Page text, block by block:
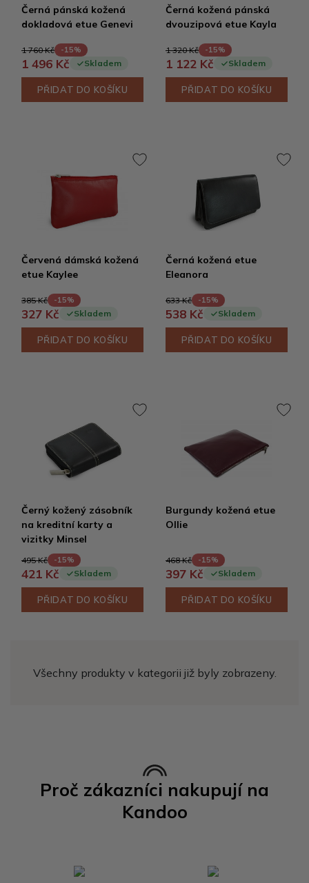
Černá pánská kožená
dokladová etue Genevi
1 760 Kč -15%
1 496 Kč Skladem
PŘIDAT DO KOŠÍKU
Černá kožená pánská
dvouzipová etue Kayla
1 320 Kč -15%
1 122 Kč Skladem
PŘIDAT DO KOŠÍKU
Červená dámská kožená
etue Kaylee
385 Kč -15%
327 Kč Skladem
PŘIDAT DO KOŠÍKU
Černá kožená etue
Eleanora
633 Kč -15%
538 Kč Skladem
PŘIDAT DO KOŠÍKU
Černý kožený zásobník
na kreditní karty a
vizitky Minsel
495 Kč -15%
421 Kč Skladem
PŘIDAT DO KOŠÍKU
Burgundy kožená etue
Ollie
468 Kč -15%
397 Kč Skladem
PŘIDAT DO KOŠÍKU
Všechny produkty v kategorii již byly zobrazeny.
Proč zákazníci nakupují na
Kandoo